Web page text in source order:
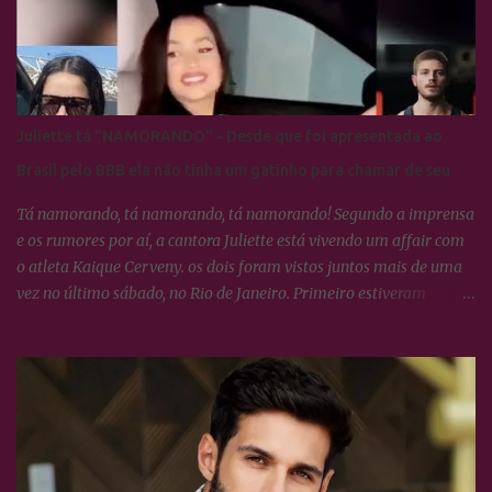
Juliette tá "NAMORANDO" - Desde que foi apresentada ao
Brasil pelo BBB ela não tinha um gatinho para chamar de seu
Tá namorando, tá namorando, tá namorando! Segundo a imprensa
e os rumores por aí, a cantora Juliette está vivendo um affair com
o atleta Kaique Cerveny. os dois foram vistos juntos mais de uma
vez no último sábado, no Rio de Janeiro. Primeiro estiveram
boy, Kaique Cerveny tem 24 anos, mora em Brasília e já foi
campeão brasileiro de crossfit em 2019. O candango está no Rio
para curtir o fim de semana ao lado da amada. Juliette não se
pronunciou, mas os dois estão num passeio de barco pela Baía de
Guanabara na companhia de amigos, e numa postagem de Juliette